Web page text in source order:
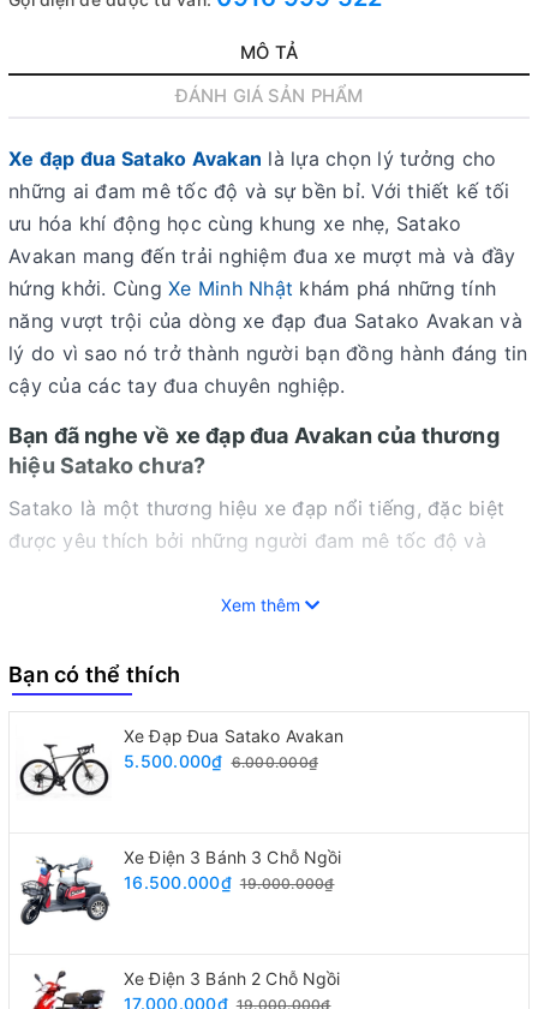
MÔ TẢ
ĐÁNH GIÁ SẢN PHẨM
Xe đạp đua Satako Avakan là lựa chọn lý tưởng cho
những ai đam mê tốc độ và sự bền bỉ. Với thiết kế tối
ưu hóa khí động học cùng khung xe nhẹ, Satako
Avakan mang đến trải nghiệm đua xe mượt mà và đầy
hứng khởi. Cùng Xe Minh Nhật khám phá những tính
năng vượt trội của dòng xe đạp đua Satako Avakan và
lý do vì sao nó trở thành người bạn đồng hành đáng tin
cậy của các tay đua chuyên nghiệp.
Bạn đã nghe về xe đạp đua Avakan của thương
hiệu Satako chưa?
Satako là một thương hiệu xe đạp nổi tiếng, đặc biệt
được yêu thích bởi những người đam mê tốc độ và
Một trong những mẫu xe được săn đón nhiều nhất của
Xem thêm
Bạn có thể thích
Xe Đạp Đua Satako Avakan
5.500.000₫ 6.000.000₫
Xe Điện 3 Bánh 3 Chỗ Ngồi
16.500.000₫ 19.000.000₫
Xe Điện 3 Bánh 2 Chỗ Ngồi
17.000.000₫ 19.000.000₫